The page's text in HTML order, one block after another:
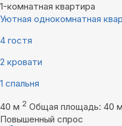
1-комнатная квартира
Уютная однокомнатная
4 гостя
2 кровати
1 спальня
40 м 2 Общая площадь: 40 м
Повышенный спрос